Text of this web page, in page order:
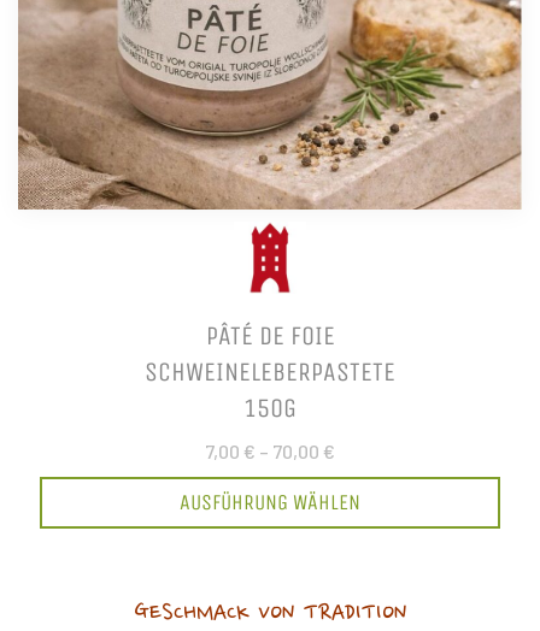
PÂTÉ DE FOIE
SCHWEINELEBERPASTETE
150G
7,00 € – 70,00 €
AUSFÜHRUNG WÄHLEN
GESCHMACK VON TRADITION